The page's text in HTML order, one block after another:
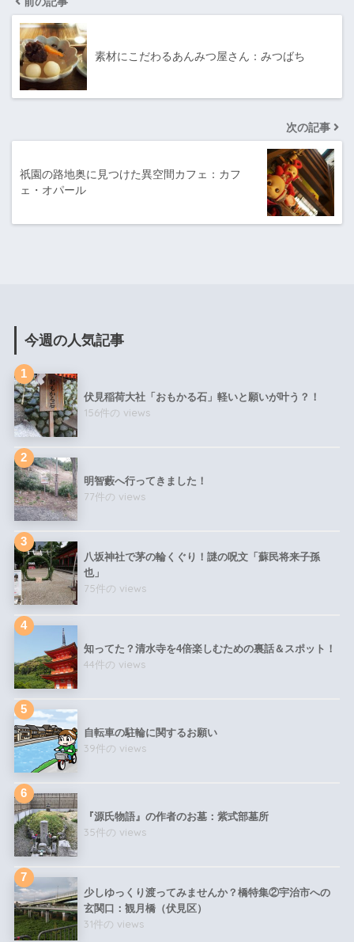
素材にこだわるあんみつ屋さん：みつばち
次の記事
祇園の路地奥に見つけた異空間カフェ：カフ
ェ・オパール
今週の人気記事
伏見稲荷大社「おもかる石」軽いと願いが叶う？！
156件の views
明智藪へ行ってきました！
77件の views
八坂神社で茅の輪くぐり！謎の呪文「蘇民将来子孫
也」
75件の views
知ってた？清水寺を4倍楽しむための裏話＆スポット！
44件の views
自転車の駐輪に関するお願い
39件の views
『源氏物語』の作者のお墓：紫式部墓所
35件の views
少しゆっくり渡ってみませんか？橋特集②宇治市への
玄関口：観月橋（伏見区）
31件の views